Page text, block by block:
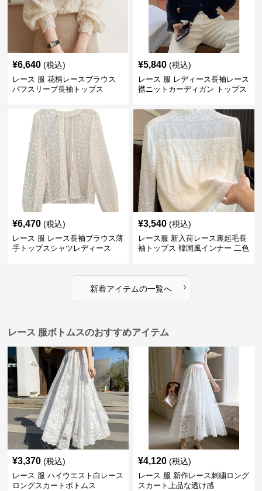
¥6,640 (税込)
レース 服 花柄レースブラウス
パフスリーブ長袖トップス
¥5,840 (税込)
レース 服 レディース長袖レース
襟ニットカーディガン トップス
¥6,470 (税込)
レース 服 レース長袖ブラウス薄
手トップスシャツレディース
¥3,540 (税込)
レース服 新入荷レース裏起毛長
袖トップス 韓国風インナー 二色
新着アイテムの一覧へ ›
レース 服ボトムスのおすすめアイテム
¥3,370 (税込)
レース 服 ハイウエスト白レース
ロングスカートボトムス
¥4,120 (税込)
レース 服 新作レース刺繍ロング
スカート上品な透け感